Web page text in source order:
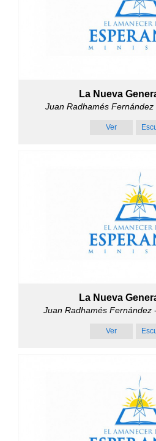
La Nueva
Juan Radhamés Fernández
Ver
La Nueva
Juan Radhamés Fernández-
Ver